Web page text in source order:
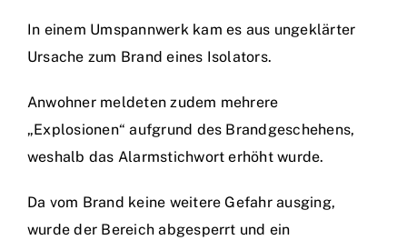
In einem Umspannwerk kam es aus ungeklärter
Ursache zum Brand eines Isolators.
Anwohner meldeten zudem mehrere
„Explosionen“ aufgrund des Brandgeschehens,
weshalb das Alarmstichwort erhöht wurde.
Da vom Brand keine weitere Gefahr ausging,
wurde der Bereich abgesperrt und ein